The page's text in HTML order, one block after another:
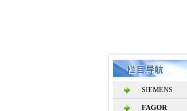
SIEMENS
FAGOR